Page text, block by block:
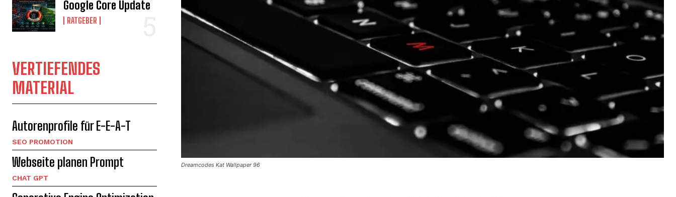
Google Core Update
RATGEBER
VERTIEFENDES
MATERIAL
Autorenprofile für E-E-A-T
SEO PROMOTION
Webseite planen Prompt
CHAT GPT
Dreamcodes Kat Wallpaper 96